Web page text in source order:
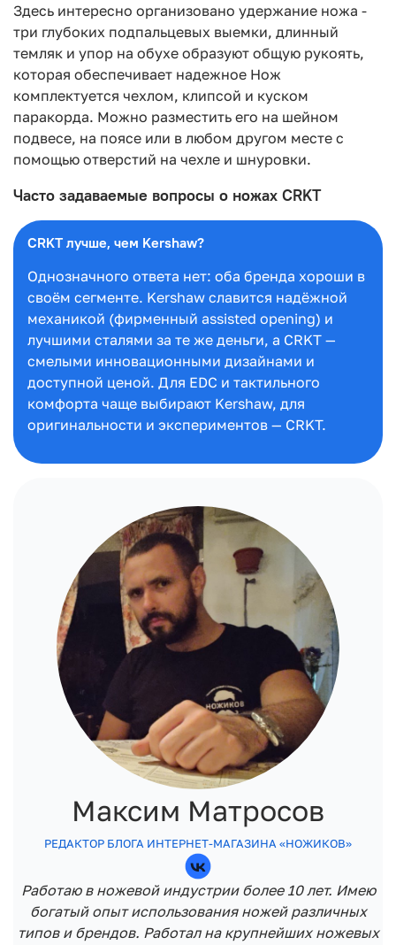
Здесь интересно организовано удержание ножа -
три глубоких подпальцевых выемки, длинный
темляк и упор на обухе образуют общую рукоять,
которая обеспечивает надежное Нож
комплектуется чехлом, клипсой и куском
паракорда. Можно разместить его на шейном
подвесе, на поясе или в любом другом месте с
помощью отверстий на чехле и шнуровки.
Часто задаваемые вопросы о ножах CRKT
CRKT лучше, чем Kershaw?
Однозначного ответа нет: оба бренда хороши в
своём сегменте. Kershaw славится надёжной
механикой (фирменный assisted opening) и
лучшими сталями за те же деньги, а CRKT —
смелыми инновационными дизайнами и
доступной ценой. Для EDC и тактильного
комфорта чаще выбирают Kershaw, для
оригинальности и экспериментов — CRKT.
Максим Матросов
РЕДАКТОР БЛОГА ИНТЕРНЕТ-МАГАЗИНА «НОЖИКОВ»
Работаю в ножевой индустрии более 10 лет. Имею
богатый опыт использования ножей различных
типов и брендов. Работал на крупнейших ножевых